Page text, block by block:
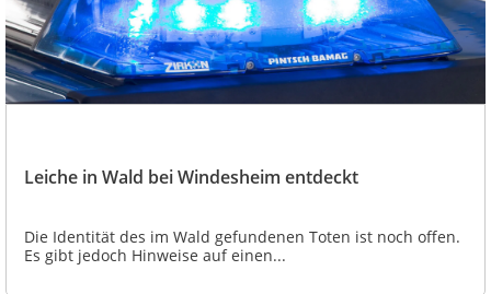
Leiche in Wald bei Windesheim entdeckt
Die Identität des im Wald gefundenen Toten ist noch offen.
Es gibt jedoch Hinweise auf einen...